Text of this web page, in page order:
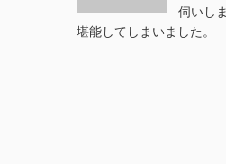
伺いし
堪能してしまいました。